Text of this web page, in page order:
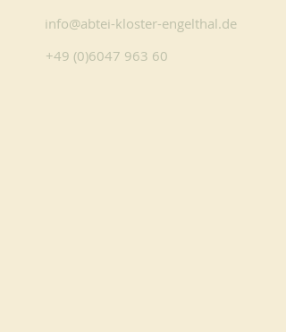
info@abtei-kloster-engelthal.de
+49 (0)6047 963 60